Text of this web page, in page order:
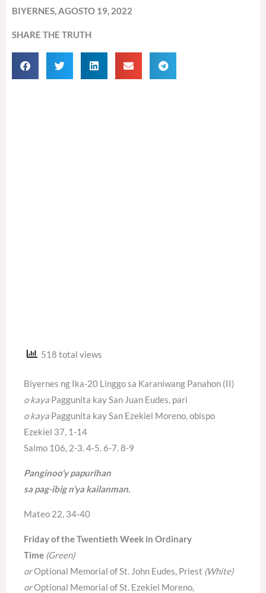
BIYERNES, AGOSTO 19, 2022
SHARE THE TRUTH
518 total views
Biyernes ng Ika-20 Linggo sa Karaniwang Panahon (II)
o kaya Paggunita kay San Juan Eudes, pari
o kaya Paggunita kay San Ezekiel Moreno, obispo
Ezekiel 37, 1-14
Salmo 106, 2-3. 4-5. 6-7. 8-9
Panginoo’y papurihan
sa pag-ibig n’ya kailanman.
Mateo 22, 34-40
Friday of the Twentieth Week in Ordinary
Time (Green)
orOptional Memorial of St. John Eudes, Priest (White)
orOptional Memorial of St. Ezekiel Moreno,